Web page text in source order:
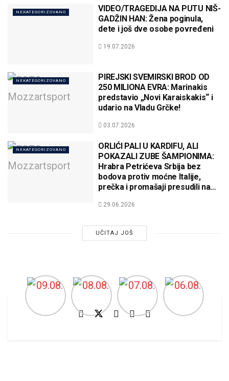
NEKATEGORIZOVANO
VIDEO/TRAGEDIJA NA PUTU NIŠ-
GADŽIN HAN: Žena poginula,
dete i još dve osobe povređeni
19.07.2026
NEKATEGORIZOVANO
PIREJSKI SVEMIRSKI BROD OD
250 MILIONA EVRA: Marinakis
predstavio „Novi Karaiskakis“ i
udario na Vladu Grčke!
03.07.2026
NEKATEGORIZOVANO
ORLIĆI PALI U KARDIFU, ALI
POKAZALI ZUBE ŠAMPIONIMA:
Hrabra Petrićeva Srbija bez
bodova protiv moćne Italije,
prečka i promašaji presudili na
29.06.2026
UČITAJ JOŠ